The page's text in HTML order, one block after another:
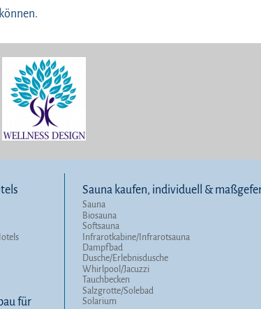
für
Sauna kaufen, individuell &
Sauna
Biosauna
Softsauna
Infrarotkabine/Infrarotsauna
Dampfbad
Dusche/Erlebnisdusche
Whirlpool/Jacuzzi
Tauchbecken
Salzgrotte/Solebad
Solarium